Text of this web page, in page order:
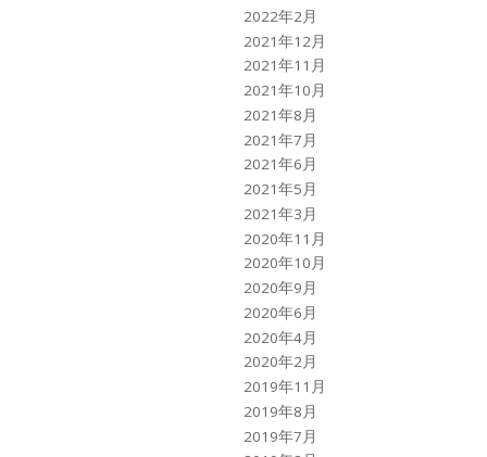
2022年2月
2021年12月
2021年11月
2021年10月
2021年8月
2021年7月
2021年6月
2021年5月
2021年3月
2020年11月
2020年10月
2020年9月
2020年6月
2020年4月
2020年2月
2019年11月
2019年8月
2019年7月